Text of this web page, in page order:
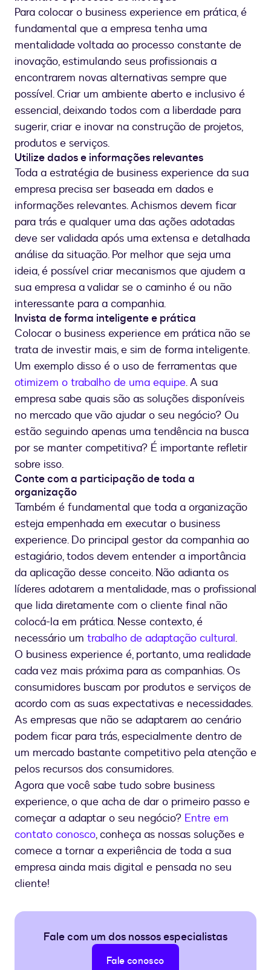
Para colocar o business experience em prática, é
fundamental que a empresa tenha uma
mentalidade voltada ao processo constante de
inovação, estimulando seus profissionais a
encontrarem novas alternativas sempre que
possível. Criar um ambiente aberto e inclusivo é
essencial, deixando todos com a liberdade para
sugerir, criar e inovar na construção de projetos,
produtos e serviços.
Utilize dados e informações relevantes
Toda a estratégia de business experience da sua
empresa precisa ser baseada em dados e
informações relevantes. Achismos devem ficar
para trás e qualquer uma das ações adotadas
deve ser validada após uma extensa e detalhada
análise da situação. Por melhor que seja uma
ideia, é possível criar mecanismos que ajudem a
sua empresa a validar se o caminho é ou não
interessante para a companhia.
Invista de forma inteligente e prática
Colocar o business experience em prática não se
trata de investir mais, e sim de forma inteligente.
Um exemplo disso é o uso de ferramentas que
otimizem o trabalho de uma equipe. A sua
empresa sabe quais são as soluções disponíveis
no mercado que vão ajudar o seu negócio? Ou
estão seguindo apenas uma tendência na busca
por se manter competitiva? É importante refletir
sobre isso.
Conte com a participação de toda a
organização
Também é fundamental que toda a organização
esteja empenhada em executar o business
experience. Do principal gestor da companhia ao
estagiário, todos devem entender a importância
da aplicação desse conceito. Não adianta os
líderes adotarem a mentalidade, mas o profissional
que lida diretamente com o cliente final não
colocá-la em prática. Nesse contexto, é
necessário um trabalho de adaptação cultural.
O business experience é, portanto, uma realidade
cada vez mais próxima para as companhias. Os
consumidores buscam por produtos e serviços de
acordo com as suas expectativas e necessidades.
As empresas que não se adaptarem ao cenário
podem ficar para trás, especialmente dentro de
um mercado bastante competitivo pela atenção e
pelos recursos dos consumidores.
Agora que você sabe tudo sobre business
experience, o que acha de dar o primeiro passo e
começar a adaptar o seu negócio? Entre em
contato conosco, conheça as nossas soluções e
comece a tornar a experiência de toda a sua
empresa ainda mais digital e pensada no seu
cliente!
Fale com um dos nossos especialistas
Fale conosco